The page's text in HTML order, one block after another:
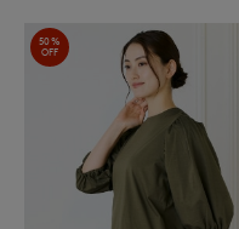
50%
OFF